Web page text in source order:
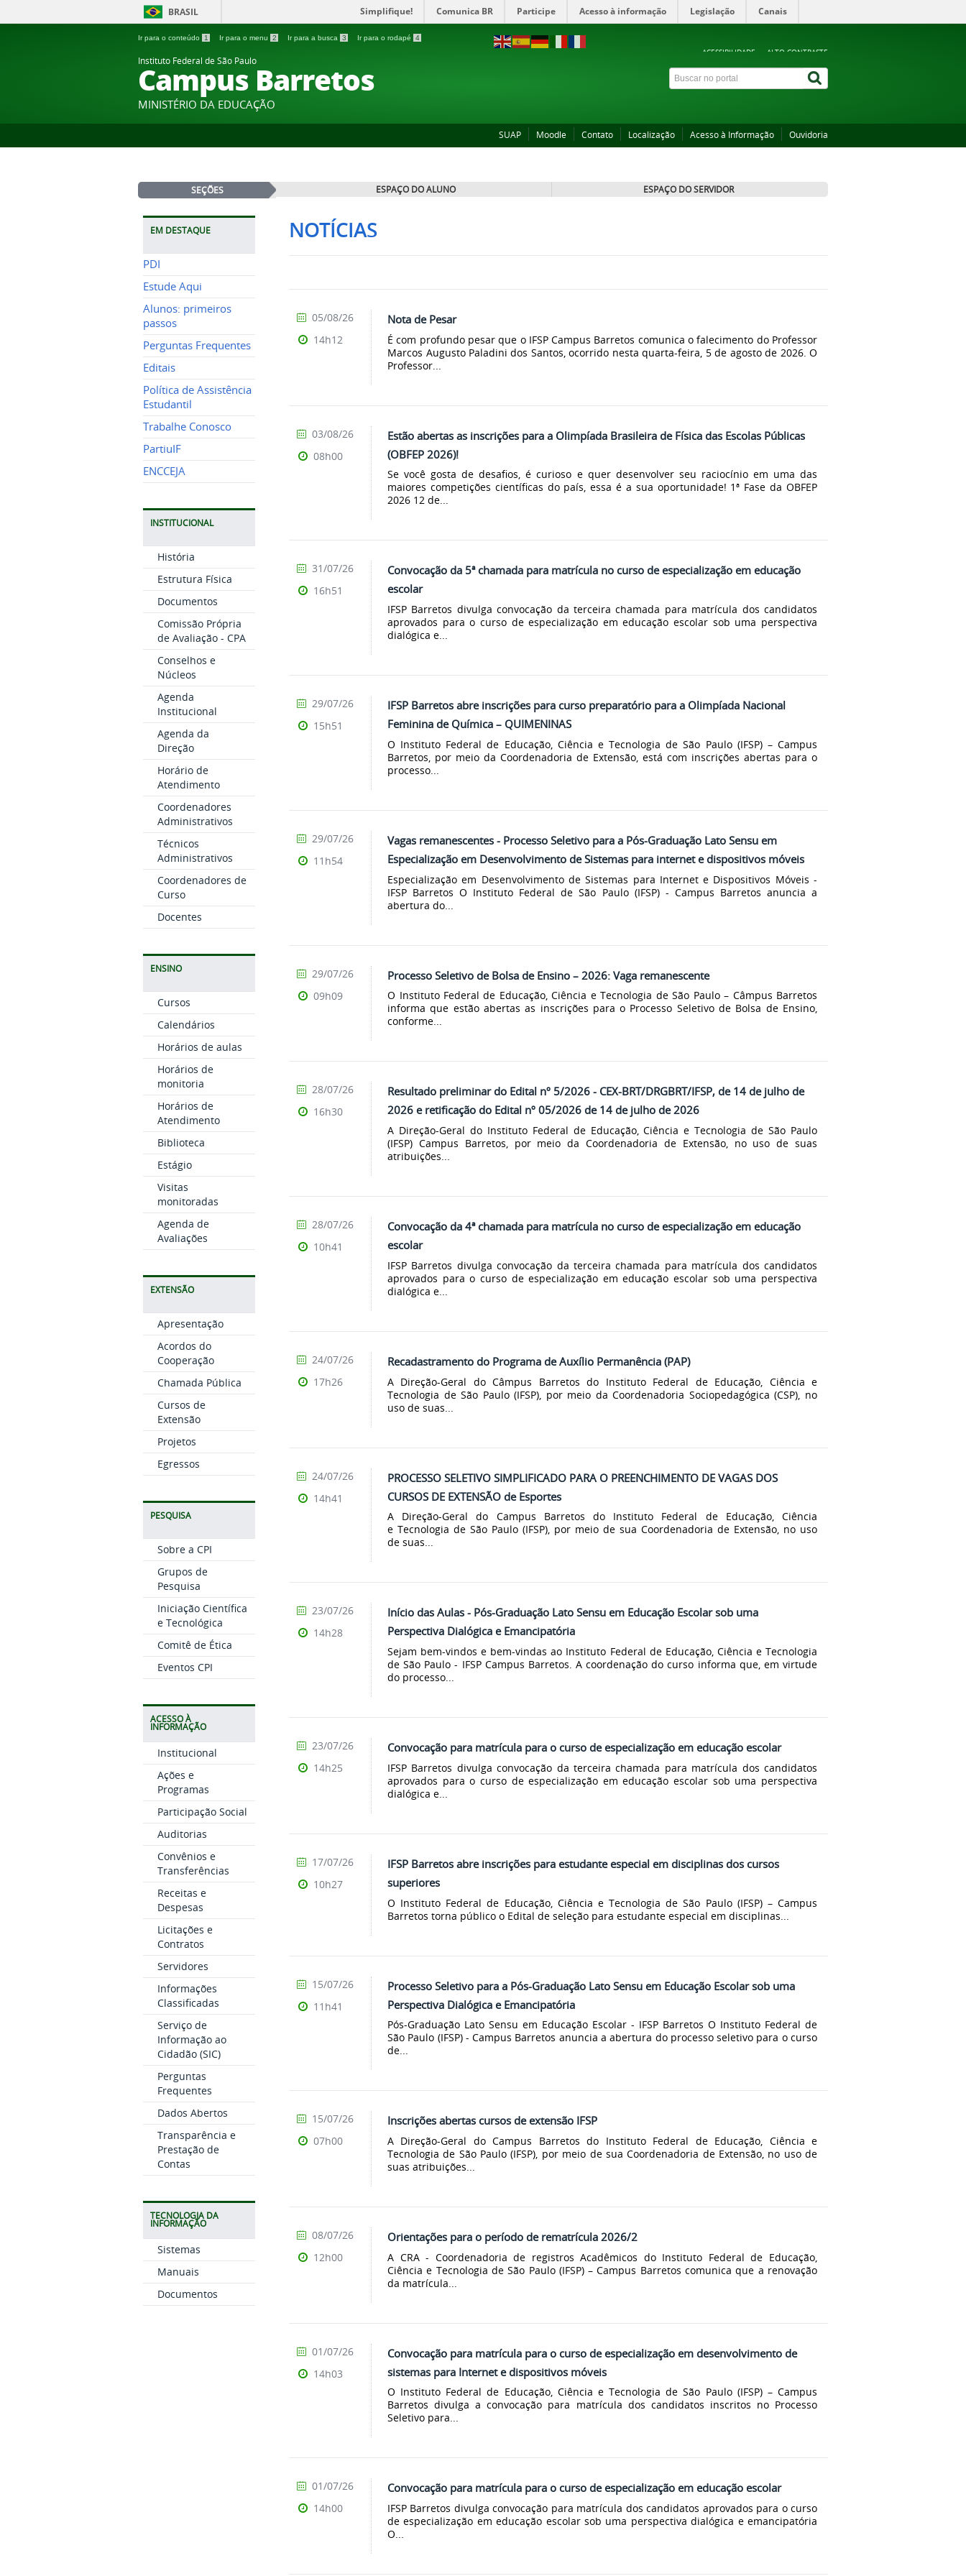
BRASIL Simplifique! Comunica BR Participe Acesso à informação Legislação Canais
Ir para o conteúdo 1 Ir para o menu 2 Ir para a busca 3 Ir para o rodapé 4
ACESSIBILIDADE ALTO CONTRASTE
Instituto Federal de São Paulo
Campus Barretos
MINISTÉRIO DA EDUCAÇÃO
SUAP Moodle Contato Localização Acesso à Informação Ouvidoria
SEÇÕES ESPAÇO DO ALUNO ESPAÇO DO SERVIDOR
EM DESTAQUE
PDI
Estude Aqui
Alunos: primeiros
passos
Perguntas Frequentes
Editais
Política de Assistência
Estudantil
Trabalhe Conosco
PartiuIF
ENCCEJA
INSTITUCIONAL
História
Estrutura Física
Documentos
Comissão Própria
de Avaliação - CPA
Conselhos e
Núcleos
Agenda
Institucional
Agenda da
Direção
Horário de
Atendimento
Coordenadores
Administrativos
Técnicos
Administrativos
Coordenadores de
Curso
Docentes
ENSINO
Cursos
Calendários
Horários de aulas
Horários de
monitoria
Horários de
Atendimento
Biblioteca
Estágio
Visitas
monitoradas
Agenda de
Avaliações
EXTENSÃO
Apresentação
Acordos do
Cooperação
Chamada Pública
Cursos de
Extensão
Projetos
Egressos
PESQUISA
Sobre a CPI
Grupos de
Pesquisa
Iniciação Científica
e Tecnológica
Comitê de Ética
Eventos CPI
ACESSO À
INFORMAÇÃO
Institucional
Ações e
Programas
Participação Social
Auditorias
Convênios e
Transferências
Receitas e
Despesas
Licitações e
Contratos
Servidores
Informações
Classificadas
Serviço de
Informação ao
Cidadão (SIC)
Perguntas
Frequentes
Dados Abertos
Transparência e
Prestação de
Contas
TECNOLOGIA DA
INFORMAÇÃO
Sistemas
Manuais
Documentos
NOTÍCIAS
Nota de Pesar
É com profundo pesar que o IFSP Campus Barretos comunica o falecimento do Professor
Marcos Augusto Paladini dos Santos, ocorrido nesta quarta-feira, 5 de agosto de 2026. O
Professor...
05/08/26
14h12
Estão abertas as inscrições para a Olimpíada Brasileira de Física das Escolas Públicas
(OBFEP 2026)!
Se você gosta de desafios, é curioso e quer desenvolver seu raciocínio em uma das
maiores competições científicas do país, essa é a sua oportunidade! 1ª Fase da OBFEP
2026 12 de...
03/08/26
08h00
Convocação da 5ª chamada para matrícula no curso de especialização em educação
escolar
IFSP Barretos divulga convocação da terceira chamada para matrícula dos candidatos
aprovados para o curso de especialização em educação escolar sob uma perspectiva
dialógica e...
31/07/26
16h51
IFSP Barretos abre inscrições para curso preparatório para a Olimpíada Nacional
Feminina de Química – QUIMENINAS
O Instituto Federal de Educação, Ciência e Tecnologia de São Paulo (IFSP) – Campus
Barretos, por meio da Coordenadoria de Extensão, está com inscrições abertas para o
processo...
29/07/26
15h51
Vagas remanescentes - Processo Seletivo para a Pós-Graduação Lato Sensu em
Especialização em Desenvolvimento de Sistemas para internet e dispositivos móveis
Especialização em Desenvolvimento de Sistemas para Internet e Dispositivos Móveis -
IFSP Barretos O Instituto Federal de São Paulo (IFSP) - Campus Barretos anuncia a
abertura do...
29/07/26
11h54
Processo Seletivo de Bolsa de Ensino – 2026: Vaga remanescente
O Instituto Federal de Educação, Ciência e Tecnologia de São Paulo – Câmpus Barretos
informa que estão abertas as inscrições para o Processo Seletivo de Bolsa de Ensino,
conforme...
29/07/26
09h09
Resultado preliminar do Edital nº 5/2026 - CEX-BRT/DRGBRT/IFSP, de 14 de julho de
2026 e retificação do Edital nº 05/2026 de 14 de julho de 2026
A Direção-Geral do Instituto Federal de Educação, Ciência e Tecnologia de São Paulo
(IFSP) Campus Barretos, por meio da Coordenadoria de Extensão, no uso de suas
atribuições...
28/07/26
16h30
Convocação da 4ª chamada para matrícula no curso de especialização em educação
escolar
IFSP Barretos divulga convocação da terceira chamada para matrícula dos candidatos
aprovados para o curso de especialização em educação escolar sob uma perspectiva
dialógica e...
28/07/26
10h41
Recadastramento do Programa de Auxílio Permanência (PAP)
A Direção-Geral do Câmpus Barretos do Instituto Federal de Educação, Ciência e
Tecnologia de São Paulo (IFSP), por meio da Coordenadoria Sociopedagógica (CSP), no
uso de suas...
24/07/26
17h26
PROCESSO SELETIVO SIMPLIFICADO PARA O PREENCHIMENTO DE VAGAS DOS
CURSOS DE EXTENSÃO de Esportes
A Direção-Geral do Campus Barretos do Instituto Federal de Educação, Ciência
e Tecnologia de São Paulo (IFSP), por meio de sua Coordenadoria de Extensão, no uso
de suas...
24/07/26
14h41
Início das Aulas - Pós-Graduação Lato Sensu em Educação Escolar sob uma
Perspectiva Dialógica e Emancipatória
Sejam bem-vindos e bem-vindas ao Instituto Federal de Educação, Ciência e Tecnologia
de São Paulo - IFSP Campus Barretos. A coordenação do curso informa que, em virtude
do processo...
23/07/26
14h28
Convocação para matrícula para o curso de especialização em educação escolar
IFSP Barretos divulga convocação da terceira chamada para matrícula dos candidatos
aprovados para o curso de especialização em educação escolar sob uma perspectiva
dialógica e...
23/07/26
14h25
IFSP Barretos abre inscrições para estudante especial em disciplinas dos cursos
superiores
O Instituto Federal de Educação, Ciência e Tecnologia de São Paulo (IFSP) – Campus
Barretos torna público o Edital de seleção para estudante especial em disciplinas...
17/07/26
10h27
Processo Seletivo para a Pós-Graduação Lato Sensu em Educação Escolar sob uma
Perspectiva Dialógica e Emancipatória
Pós-Graduação Lato Sensu em Educação Escolar - IFSP Barretos O Instituto Federal de
São Paulo (IFSP) - Campus Barretos anuncia a abertura do processo seletivo para o curso
de...
15/07/26
11h41
Inscrições abertas cursos de extensão IFSP
A Direção-Geral do Campus Barretos do Instituto Federal de Educação, Ciência e
Tecnologia de São Paulo (IFSP), por meio de sua Coordenadoria de Extensão, no uso de
suas atribuições...
15/07/26
07h00
Orientações para o período de rematrícula 2026/2
A CRA - Coordenadoria de registros Acadêmicos do Instituto Federal de Educação,
Ciência e Tecnologia de São Paulo (IFSP) – Campus Barretos comunica que a renovação
da matrícula...
08/07/26
12h00
Convocação para matrícula para o curso de especialização em desenvolvimento de
sistemas para Internet e dispositivos móveis
O Instituto Federal de Educação, Ciência e Tecnologia de São Paulo (IFSP) – Campus
Barretos divulga a convocação para matrícula dos candidatos inscritos no Processo
Seletivo para...
01/07/26
14h03
Convocação para matrícula para o curso de especialização em educação escolar
IFSP Barretos divulga convocação para matrícula dos candidatos aprovados para o curso
de especialização em educação escolar sob uma perspectiva dialógica e emancipatória
O...
01/07/26
14h00